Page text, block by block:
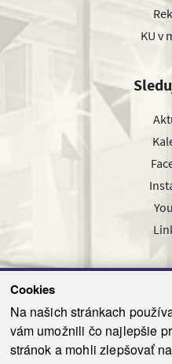
Cookies
Na našich stránkach
vám umožnili čo najlepšie
stránok a mohli zlepšovať
KU v